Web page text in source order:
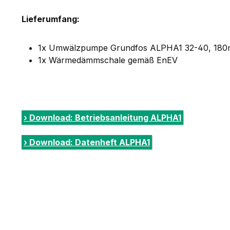
Lieferumfang:
1x Umwälzpumpe Grundfos ALPHA1 32-40,
1x Wärmedämmschale gemäß EnEV
› Download: Betriebsanleitung ALPHA1
› Download: Datenheft ALPHA1